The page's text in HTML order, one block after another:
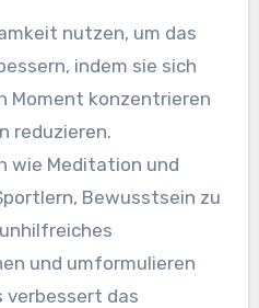
nutzen, um das
indem sie sich
Moment konzentrieren
reduzieren.
wie Meditation und
Bewusstsein zu
und umformulieren
verbessert das